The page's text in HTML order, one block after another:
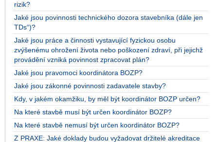
rizik?
Jaké jsou povinnosti technického dozora stavebníka (dále jen
TDs“)?
Jaké jsou práce a činnosti vystavující fyzickou osobu
zvýšenému ohrožení života nebo poškození zdraví, při jejichž
provádění vzniká povinnost zpracovat plán?
Jaké jsou pravomoci koordinátora BOZP?
Jaké jsou zákonné povinnosti zadavatele stavby?
Kdy, v jakém okamžiku, by měl být koordinátor BOZP určen?
Na které stavbě musí být určen koordinátor BOZP?
Na které stavbě nemusí být určen koordinátor BOZP?
Z PRAXE: Jaké doklady budou vyžadovat držitelé akreditace